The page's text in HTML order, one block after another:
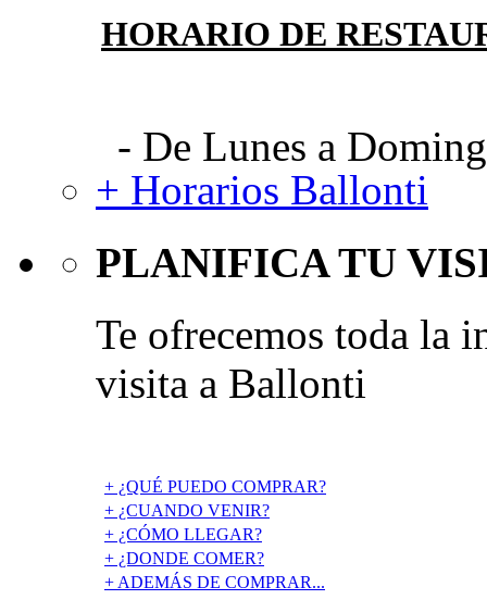
HORARIO DE
- De Lunes a
+ Horarios Ballonti
PLANIFICA TU
Te ofrecemos toda la
visita a Ballonti
+ ¿QUÉ PUEDO COMPRAR?
+ ¿CUANDO VENIR?
+ ¿CÓMO LLEGAR?
+ ¿DONDE COMER?
+ ADEMÁS DE COMPRAR...